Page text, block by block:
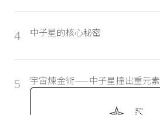
4 中子星的核心秘密
5 宇宙煉金術——中子星撞出重元素